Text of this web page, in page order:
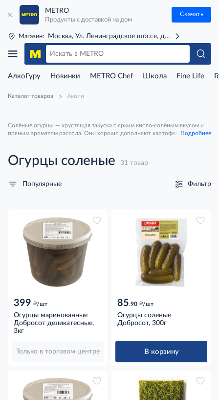
METRO
Продукты с доставкой на дом
Скачать
Магазин: Москва, Ул. Ленинградское шоссе, д. 71Г (м. Речной
АлкоГуру Новинки METRO Chef Школа Fine Life
Каталог товаров Акции
Солёные огурцы — хрустящая закуска с ярким кисло-солёным вкусом и
пряным ароматом рассола. Они хорошо дополняют картофель, мясные
укропом, чесноком, листьями смородины и другими специями.
Подробнее
Огурцы соленые 31 товар
Популярные Фильтр
399 д/шт
Огурцы маринованные
Добросот деликатесные,
3кг
Только в торговом центре
85.90 д/шт
Огурцы соленые
Добросот, 300г
В корзину